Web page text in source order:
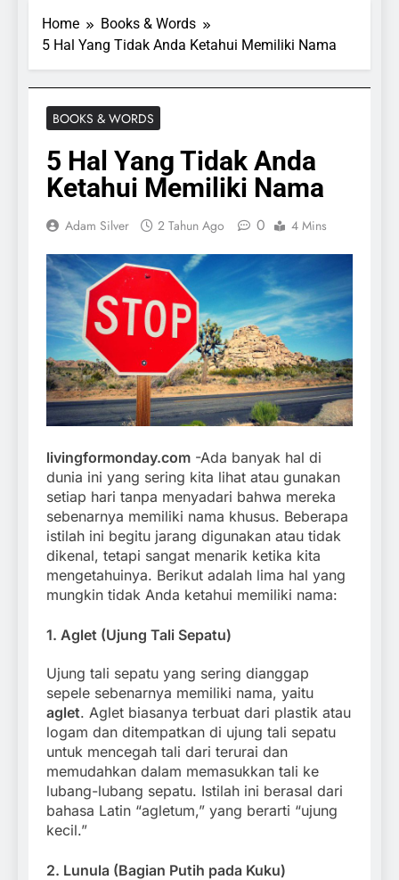
Home
Books & Words
5 Hal Yang Tidak Anda Ketahui Memiliki Nama
BOOKS & WORDS
5 Hal Yang Tidak Anda
Ketahui Memiliki Nama
Adam Silver 2 Tahun Ago 0 4 Mins
livingformonday.com -Ada banyak hal di
dunia ini yang sering kita lihat atau gunakan
setiap hari tanpa menyadari bahwa mereka
sebenarnya memiliki nama khusus. Beberapa
istilah ini begitu jarang digunakan atau tidak
dikenal, tetapi sangat menarik ketika kita
mengetahuinya. Berikut adalah lima hal yang
mungkin tidak Anda ketahui memiliki nama:
1. Aglet (Ujung Tali Sepatu)
Ujung tali sepatu yang sering dianggap
sepele sebenarnya memiliki nama, yaitu
aglet. Aglet biasanya terbuat dari plastik atau
logam dan ditempatkan di ujung tali sepatu
untuk mencegah tali dari terurai dan
memudahkan dalam memasukkan tali ke
lubang-lubang sepatu. Istilah ini berasal dari
bahasa Latin “agletum,” yang berarti “ujung
kecil.”
2. Lunula (Bagian Putih pada Kuku)